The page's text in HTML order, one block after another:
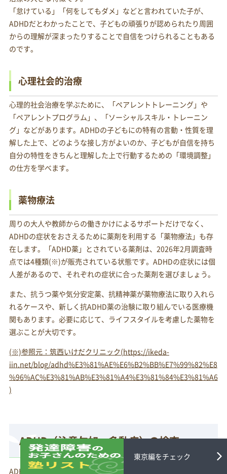
「怠けている」「何をしてもダメ」などと言われていた子が、
ADHDだとわかったことで、子どもの頑張りが認められたり周囲
からの理解が深まったりすることで自信をつけられることもある
のです。
心理社会的治療
心理的社会治療を学ぶために、「ペアレントトレーニング」や
「ペアレントプログラム」、「ソーシャルスキル・トレーニン
グ」などがあります。ADHDの子どもにの特有の言動・性質を理
解した上で、どのような接し方がよいのか、子どもが自信を持ち
自分の特性をきちんと理解した上で行動するための「環境調整」
の仕方を学べます。
薬物療法
周りの大人や教師からの働きかけによるサポートだけでなく、
ADHDの症状をおさえるために薬剤を利用する「薬物療法」も存
在します。「ADHD薬」とされている薬剤は、2026年2月調査時
点では4種類(※)が販売されている状態です。ADHDの症状には個
人差があるので、それぞれの症状に合った薬剤を選びましょう。
また、抗うつ薬や気分安定薬、抗精神薬が薬物療法に取り入れら
れるケースや、新しく抗ADHD薬の治験に取り組んでいる医療機
関もあります。必要に応じて、ライフスタイルを考慮した薬物を
選ぶことが大切です。
(※)参照元：筑西いけだクリニック(https://ikeda-
iin.net/blog/adhd%E3%81%AE%E6%B2%BB%E7%99%82%E8
%96%AC%E3%81%AB%E3%81%A4%E3%81%84%E3%81%A6
)
ADHD（注意欠如・多動症）の検査
ADHDを検査する方法は多岐にわたります。診断自体は、問診後
東京編をチェック